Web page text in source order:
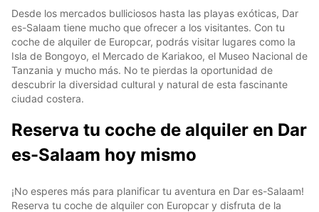
Desde los mercados bulliciosos hasta las playas exóticas, Dar
es-Salaam tiene mucho que ofrecer a los visitantes. Con tu
coche de alquiler de Europcar, podrás visitar lugares como la
Isla de Bongoyo, el Mercado de Kariakoo, el Museo Nacional de
Tanzania y mucho más. No te pierdas la oportunidad de
descubrir la diversidad cultural y natural de esta fascinante
ciudad costera.
Reserva tu coche de alquiler en Dar
es-Salaam hoy mismo
¡No esperes más para planificar tu aventura en Dar es-Salaam!
Reserva tu coche de alquiler con Europcar y disfruta de la